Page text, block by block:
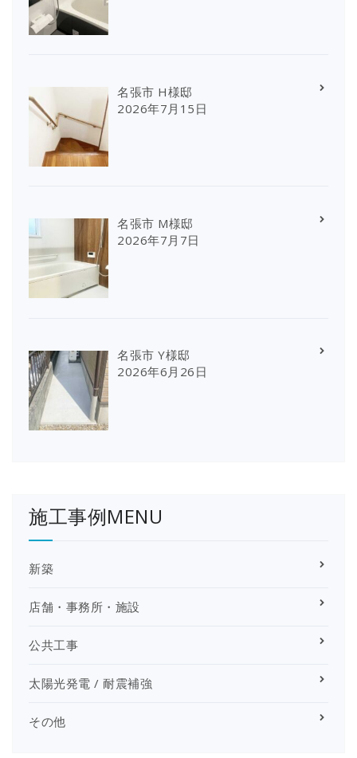
名張市 H様邸
2026年7月15日
名張市 M様邸
2026年7月7日
名張市 Y様邸
2026年6月26日
施工事例MENU
新築
店舗・事務所・施設
公共工事
太陽光発電 / 耐震補強
その他